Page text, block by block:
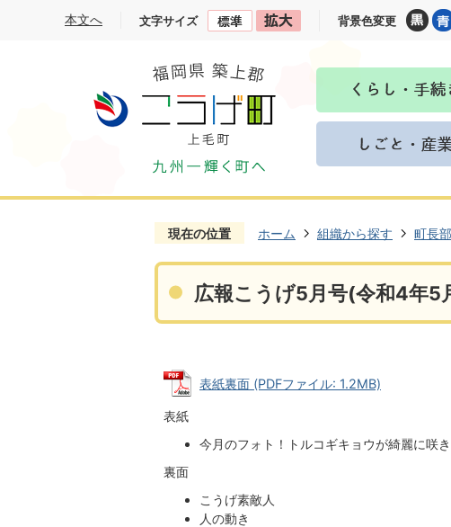
本文へ 文字サイズ 背景色変更
現在の位置 ホーム 組織から探す 町長
広報こうげ5月号(令和4年5
表紙裏面 (PDFファイル: 1.2MB)
表紙
今月のフォト！トルコギキョウが綺麗に咲
裏面
こうげ素敵人
人の動き